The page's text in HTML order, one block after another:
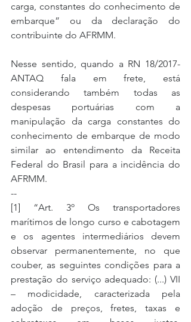
carga, constantes do conhecimento de
embarque” ou da declaração do
contribuinte do AFRMM.
Nesse sentido, quando a RN 18/2017-
ANTAQ fala em frete, está
considerando também todas as
despesas portuárias com a
manipulação da carga constantes do
conhecimento de embarque de modo
similar ao entendimento da Receita
Federal do Brasil para a incidência do
AFRMM.
--
[1] “Art. 3º Os transportadores
marítimos de longo curso e cabotagem
e os agentes intermediários devem
observar permanentemente, no que
couber, as seguintes condições para a
prestação do serviço adequado: (...) VII
– modicidade, caracterizada pela
adoção de preços, fretes, taxas e